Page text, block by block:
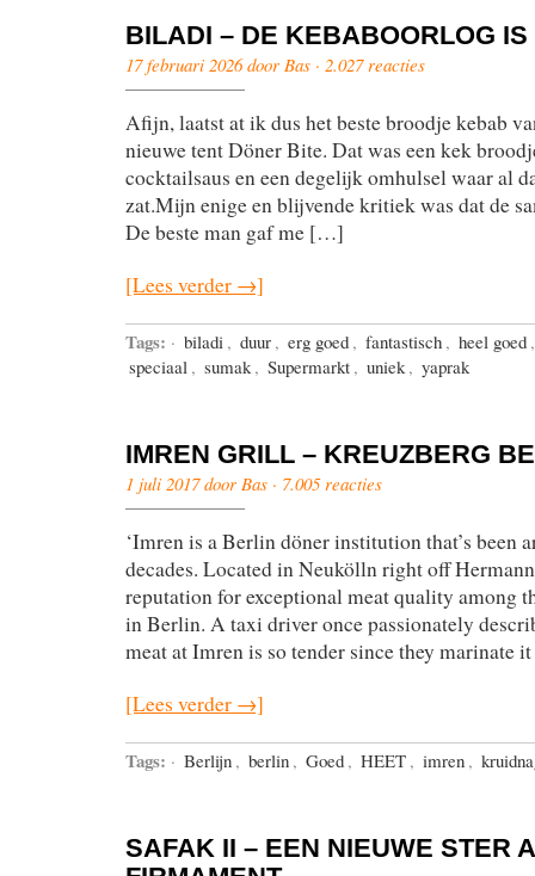
BILADI – DE KEBABOORLOG
17 februari 2026 door Bas · 2.027 reacties
Afijn, laatst at ik dus het beste broodje kebab
nieuwe tent Döner Bite. Dat was een kek
cocktailsaus en een degelijk omhulsel waar al
zat.Mijn enige en blijvende kritiek was dat de
De beste man gaf me […]
[Lees verder →]
Tags: · biladi , duur , erg goed , fantastisch , heel goed
speciaal , sumak , Supermarkt , uniek , yaprak
IMREN GRILL – KREUZBERG
1 juli 2017 door Bas · 7.005 reacties
‘Imren is a Berlin döner institution that’s been
decades. Located in Neukölln right off
reputation for exceptional meat quality among
in Berlin. A taxi driver once passionately
meat at Imren is so tender since they marinate
[Lees verder →]
Tags: · Berlijn , berlin , Goed , HEET , imren ,
SAFAK II – EEN NIEUWE STER